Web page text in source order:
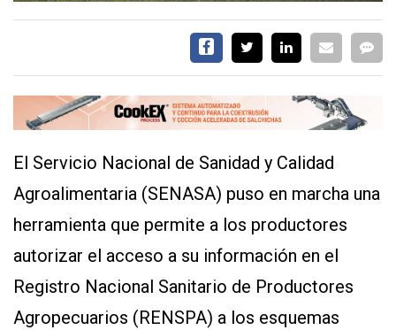
FRIGORIFICO
INVESTIGACIÓN
AGRO
CONCURSO
PREMIO
SERVICIOS
El Servicio Nacional de Sanidad y Calidad
Agroalimentaria (SENASA) puso en marcha una
herramienta que permite a los productores
autorizar el acceso a su información en el
Registro Nacional Sanitario de Productores
Agropecuarios (RENSPA) a los esquemas